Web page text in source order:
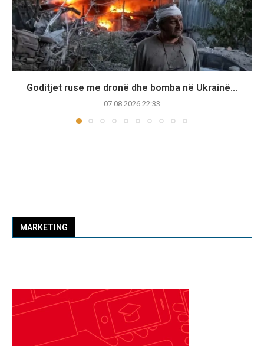
Goditjet ruse me dronë dhe bomba në Ukrainë...
07.08.2026 22:33
MARKETING